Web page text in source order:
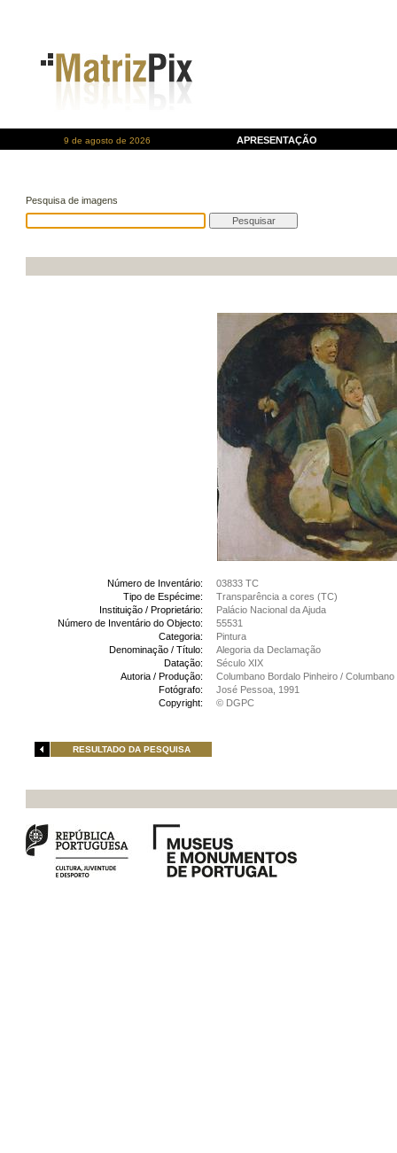
9 de agosto de 2026 APRESENTAÇÃO
Pesquisa de imagens
Número de Inventário:
03833 TC
Tipo de Espécime:
Transparência a cores (TC)
Instituição / Proprietário:
Palácio Nacional da Ajuda
Número de Inventário do Objecto:
55531
Categoria:
Pintura
Denominação / Título:
Alegoria da Declamação
Datação:
Século XIX
Autoria / Produção:
Columbano Bordalo Pinheiro /
Fotógrafo:
José Pessoa, 1991
Copyright:
© DGPC
RESULTADO DA PESQUISA